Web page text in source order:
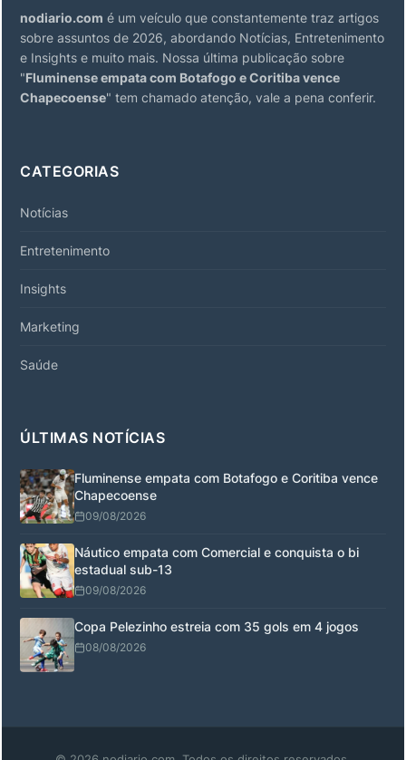
nodiario.com é um veículo que constantemente traz artigos
sobre assuntos de 2026, abordando Notícias, Entretenimento
e Insights e muito mais. Nossa última publicação sobre
"Fluminense empata com Botafogo e Coritiba vence
Chapecoense" tem chamado atenção, vale a pena conferir.
CATEGORIAS
Notícias
Entretenimento
Insights
Marketing
Saúde
ÚLTIMAS NOTÍCIAS
Fluminense empata com Botafogo e Coritiba vence
Chapecoense
09/08/2026
Náutico empata com Comercial e conquista o bi
estadual sub-13
09/08/2026
Copa Pelezinho estreia com 35 gols em 4 jogos
08/08/2026